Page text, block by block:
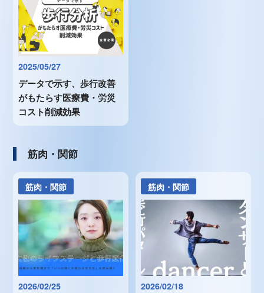
2025/05/27
データで示す、歩行改善
がもたらす医療費・労災
コスト削減効果
筋肉・関節
筋肉・関節
2026/02/25
筋肉・関節
2026/02/18